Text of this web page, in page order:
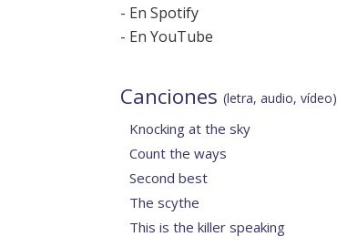
- En Spotify
- En YouTube
Canciones (letra, audio, vídeo)
Knocking at the sky
Count the ways
Second best
The scythe
This is the killer speaking